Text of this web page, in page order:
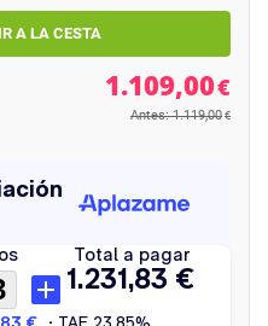
1.109,00€
Antes: 1.119,00 €